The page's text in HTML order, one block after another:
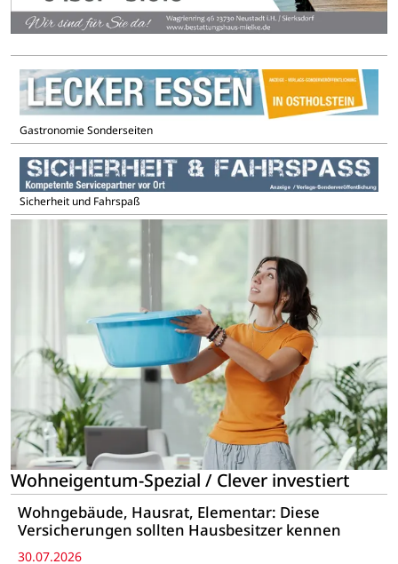
Gastronomie Sonderseiten
Sicherheit und Fahrspaß
Wohneigentum-Spezial / Clever investiert
Wohngebäude, Hausrat, Elementar: Diese
Versicherungen sollten Hausbesitzer kennen
30.07.2026